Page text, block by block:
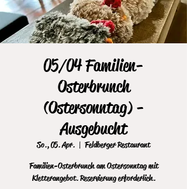
05/04 Familien-
Osterbrunch
(Ostersonntag) -
Ausgebucht
So., 05. Apr.
  |
Feldberger Restaurant
Familien-Osterbrunch am Ostersonntag mit
Kletterangebot. Reservierung erforderlich.